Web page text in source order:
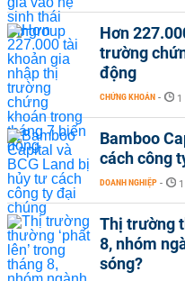
Hơn
trường
động
CHỨNG KHOÁN -
Bamboo
cách công
DOANH NGHIỆP -
Thị trường
8, nhóm
sóng?